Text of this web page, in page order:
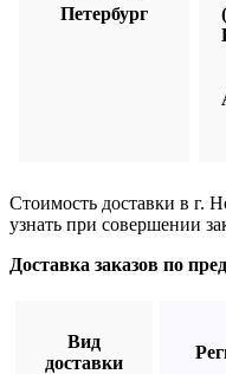
Петербург
Стоимость доставки в г.
узнать при совершении
Доставка заказов по
Вид
доставки